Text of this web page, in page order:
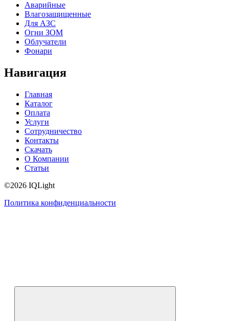
Аварийные
Влагозащищенные
Для АЗС
Огни ЗОМ
Облучатели
Фонари
Навигация
Главная
Каталог
Оплата
Услуги
Сотрудничество
Контакты
Скачать
О Компании
Статьи
©2026 IQLight
Политика конфиденциальности